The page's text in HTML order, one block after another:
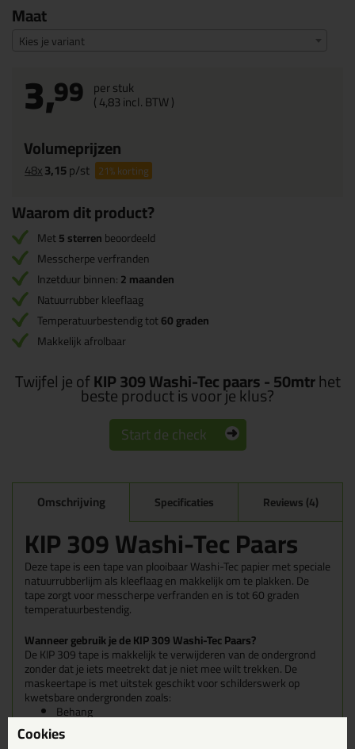
Maat
Kies je variant
3,99 per stuk
(4,83incl. BTW )
Volumeprijzen
48x3,15p/st 21%korting
Waarom dit product?
Met5 sterrenbeoordeeld
Messcherpe verfranden
Inzetduur binnen:2 maanden
Natuurrubber kleeflaag
Temperatuurbestendig tot60 graden
Makkelijk afrolbaar
Twijfel je ofKIP 309 Washi-Tec paars - 50mtrhet
beste product is voor je klus?
Start de check
Omschrijving Specificaties Reviews (4)
KIP 309 Washi-Tec Paars
Deze tape is een tape van plooibaar Washi-Tec papier met speciale
natuurrubberlijm als kleeflaag en makkelijk om te plakken. De
tape zorgt voor messcherpe verfranden en is tot 60 graden
temperatuurbestendig.
Wanneer gebruik je de KIP 309 Washi-Tec Paars?
De KIP 309 tape is makkelijk te verwijderen van de ondergrond
zonder dat je iets meetrekt dat je niet mee wilt trekken. De
maskeertape is met uitstek geschikt voor schilderswerk op
kwetsbare ondergronden zoals:
Behang
Papier
Nieuwe verflagen
Cookies